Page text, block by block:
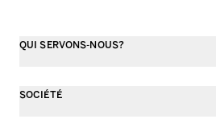
QUI SERVONS-NOUS?
SOCIÉTÉ